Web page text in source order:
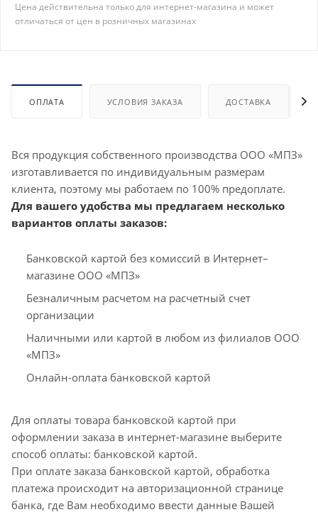
Цена действительна только для интернет-магазина и может
отличаться от цен в розничных магазинах
ОПЛАТА УСЛОВИЯ ЗАКАЗА ДОСТАВКА
Вся продукция собственного производства ООО «МПЗ»
изготавливается по индивидуальным размерам
клиента, поэтому мы работаем по 100% предоплате.
Для вашего удобства мы предлагаем несколько
вариантов оплаты заказов:
Банковской картой без комиссий в Интернет–
магазине ООО «МПЗ»
Безналичным расчетом на расчетный счет
организации
Наличными или картой в любом из филиалов ООО
«МПЗ»
Онлайн-оплата банковской картой
Для оплаты товара банковской картой при
оформлении заказа в интернет-магазине выберите
способ оплаты: банковской картой.
При оплате заказа банковской картой, обработка
платежа происходит на авторизационной странице
банка, где Вам необходимо ввести данные Вашей